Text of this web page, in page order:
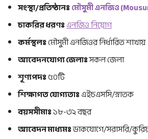
সংস্থা/প্রতিষ্ঠানঃমৌসুমী এনজিও
চাকরির ধরণঃএনজিও নিয়োগ
কর্মস্থলঃমৌসুমী এনজিওর নির্ধারিত শাখায়
আবেদনযোগ্য জেলাঃসকল জেলা
শূণ্যপদঃ৫০টি
শিক্ষাগত যোগ্যতাঃএইচএসসি/স্নাতক
বয়সসীমাঃ১৮-৩২ বছর
আবেদন মাধ্যমঃডাকযোগে/সরাসরি/